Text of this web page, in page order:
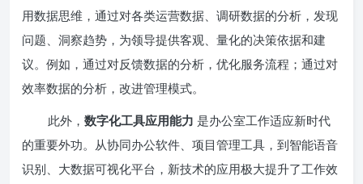
用数据思维，通过对各类运营数据、调研数据的分析，发现
问题、洞察趋势，为领导提供客观、量化的决策依据和建
议。例如，通过对反馈数据的分析，优化服务流程；通过对
效率数据的分析，改进管理模式。
此外， 数字化工具应用能力 是办公室工作适应新时代
的重要外功。从协同办公软件、项目管理工具，到智能语音
识别、大数据可视化平台，新技术的应用极大提升了工作效